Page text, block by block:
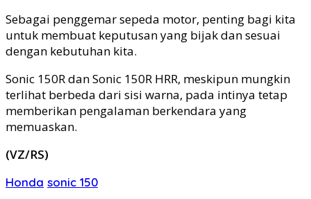
Sebagai penggemar sepeda motor, penting bagi kita
untuk membuat keputusan yang bijak dan sesuai
dengan kebutuhan kita.
Sonic 150R dan Sonic 150R HRR, meskipun mungkin
terlihat berbeda dari sisi warna, pada intinya tetap
memberikan pengalaman berkendara yang
memuaskan.
(VZ/RS)
Honda sonic 150